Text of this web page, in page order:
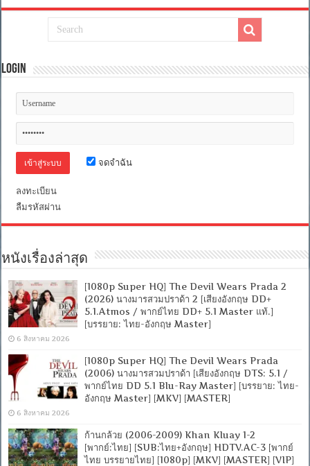
2
[เสียง:อังกฤษ
ไทย
ไทย]
[MASTER]
Login
จดจำฉัน
ลงทะเบียน
ลืมรหัสผ่าน
หนังเรื่องล่าสุด
[1080p Super HQ] The Devil Wears Prada 2
(2026) นางมารสวมปราด้า 2 [เสียงอังกฤษ DD+
5.1.Atmos / พากย์ไทย DD+ 5.1 Master แท้.]
[บรรยาย: ไทย-อังกฤษ Master]
6 สิงหาคม 2026
[1080p Super HQ] The Devil Wears Prada
(2006) นางมารสวมปราด้า [เสียงอังกฤษ DTS: 5.1 /
พากย์ไทย DD 5.1 Blu-Ray Master] [บรรยาย: ไทย-
อังกฤษ Master] [MKV] [MASTER]
6 สิงหาคม 2026
ก้านกล้วย (2006-2009) Khan Kluay 1-2
[พากย์:ไทย] [SUB:ไทย+อังกฤษ] HDTV.AC-3 [พากย์
ไทย บรรยายไทย] [1080p] [MKV] [MASTER] [VIP]